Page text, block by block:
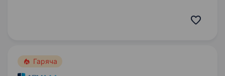
канали продажів та відповідати за досягнення
Гаряча